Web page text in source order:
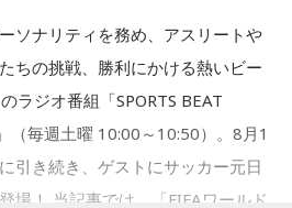
ソナリティを務め、アスリートや
ちの挑戦、勝利にかける熱いビー
ラジオ番組「SPORTS BEAT
毎週土曜 10:00～10:50）。8月1
引き続き、ゲストにサッカー元日
場！ 当記事では、「FIFAワールド